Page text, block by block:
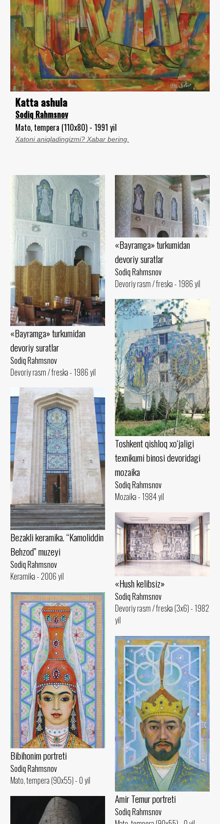
Katta ashula
Sodiq Rahmsnov
Mato, tempera (110x80) - 1991 yil
Xatoni aniqladingizmi? Xabar bering.
«Bayramga» turkumidan
devoriy suratlar
Sodiq Rahmsnov
Devoriy rasm / freska - 1986 yil
«Bayramga» turkumidan
devoriy suratlar
Sodiq Rahmsnov
Devoriy rasm / freska - 1986 yil
Toshkent qishloq xo‘jaligi
texnikumi binosi devoridagi
mozaika
Sodiq Rahmsnov
Mozaika - 1984 yil
Bezakli keramika. “Kamoliddin
Behzod” muzeyi
Sodiq Rahmsnov
Keramika - 2006 yil
«Hush kelibsiz»
Sodiq Rahmsnov
Devoriy rasm / freska (3x6) - 1982
yil
Bibihonim portreti
Sodiq Rahmsnov
Mato, tempera (90x55) - 0 yil
Amir Temur portreti
Sodiq Rahmsnov